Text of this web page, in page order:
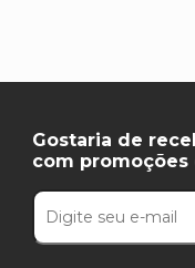
Gostaria de
com promoções